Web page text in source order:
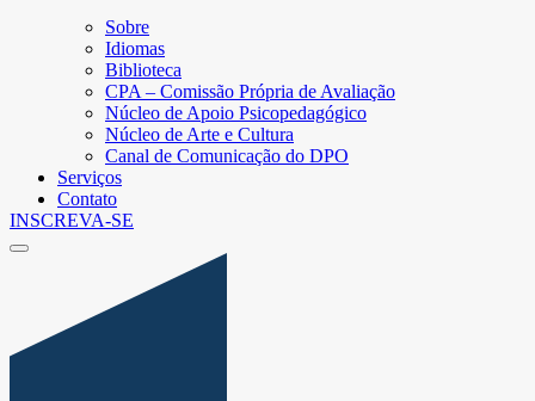
Sobre
Idiomas
Biblioteca
CPA – Comissão Própria de Avaliação
Núcleo de Apoio Psicopedagógico
Núcleo de Arte e Cultura
Canal de Comunicação do DPO
Serviços
Contato
INSCREVA-SE